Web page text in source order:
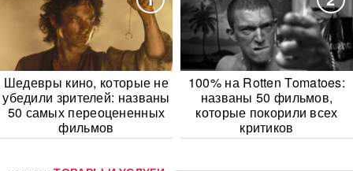
Шедевры кино, которые не
убедили зрителей: названы
50 самых переоцененных
фильмов
100% на Rotten Tomatoes:
названы 50 фильмов,
которые покорили всех
критиков